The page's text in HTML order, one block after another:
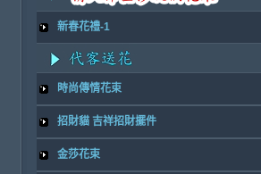
新春花禮-1
時尚傳情花束
招財貓 吉祥招財擺件
金莎花束